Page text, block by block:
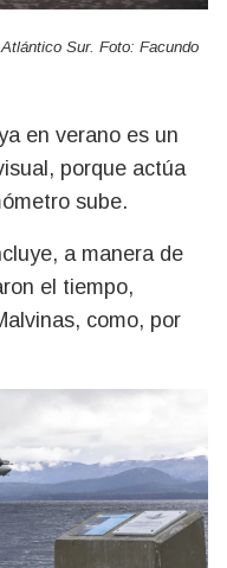
Sur. Foto: Facundo
en verano es un
porque actúa
sube.
a manera de
el tiempo,
como, por